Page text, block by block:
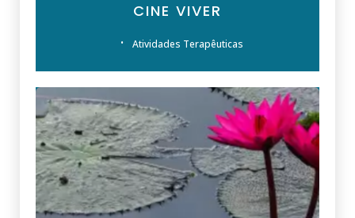
CINE VIVER
Atividades Terapêuticas